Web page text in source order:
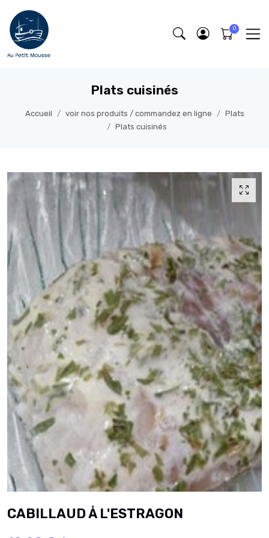
Plats cuisinés
Accueil voir nos produits / commandez en ligne
Plats
Plats cuisinés
CABILLAUD Å L'ESTRAGON